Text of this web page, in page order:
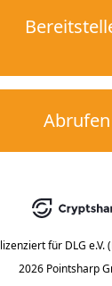
Abrufen
lizenziert für DLG e.V.
2026 Pointsharp